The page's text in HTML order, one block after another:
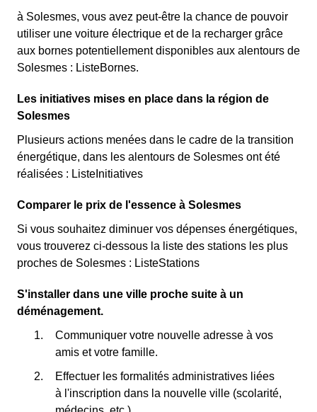
à Solesmes, vous avez peut-être la chance de pouvoir
utiliser une voiture électrique et de la recharger grâce
aux bornes potentiellement disponibles aux alentours de
Solesmes : ListeBornes.
Les initiatives mises en place dans la région de
Solesmes
Plusieurs actions menées dans le cadre de la transition
énergétique, dans les alentours de Solesmes ont été
réalisées : ListeInitiatives
Comparer le prix de l'essence à Solesmes
Si vous souhaitez diminuer vos dépenses énergétiques,
vous trouverez ci-dessous la liste des stations les plus
proches de Solesmes : ListeStations
S'installer dans une ville proche suite à un
déménagement.
Communiquer votre nouvelle adresse à vos
amis et votre famille.
Effectuer les formalités administratives liées
à l'inscription dans la nouvelle ville (scolarité,